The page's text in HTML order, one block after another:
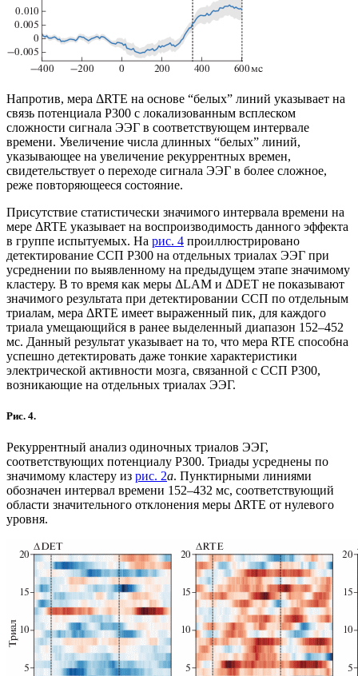
Напротив, мера ΔRTE на основе “белых” линий указывает на
связь потенциала P300 с локализованным всплеском
сложности сигнала ЭЭГ в соответствующем интервале
времени. Увеличение числа длинных “белых” линий,
указывающее на увеличение рекуррентных времен,
свидетельствует о переходе сигнала ЭЭГ в более сложное,
реже повторяющееся состояние.
Присутствие статистически значимого интервала времени на
мере ΔRTE указывает на воспроизводимость данного эффекта
в группе испытуемых. На рис. 4 проиллюстрировано
детектирование ССП P300 на отдельных триалах ЭЭГ при
усреднении по выявленному на предыдущем этапе значимому
кластеру. В то время как меры ΔLAM и ΔDET не показывают
значимого результата при детектировании ССП по отдельным
триалам, мера ΔRTE имеет выраженный пик, для каждого
триала умещающийся в ранее выделенный диапазон 152–452
мс. Данный результат указывает на то, что мера RTE способна
успешно детектировать даже тонкие характеристики
электрической активности мозга, связанной с ССП P300,
возникающие на отдельных триалах ЭЭГ.
Рис. 4.
Рекуррентный анализ одиночных триалов ЭЭГ,
соответствующих потенциалу P300. Триады усреднены по
значимому кластеру из рис. 2а. Пунктирными линиями
обозначен интервал времени 152–432 мс, соответствующий
области значительного отклонения меры ΔRTE от нулевого
уровня.